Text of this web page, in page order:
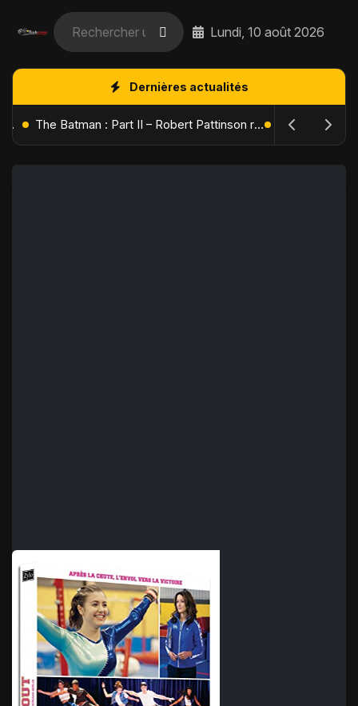
Lundi, 10 août 2026
Dernières actualités
L'Âge de Glace : Le Réveil du Volcan – Manny, Sid et Diego de retour pour une aventure explosive The Batman : Part II – Robert Pattinson replonge dans les ténèbres de Gotham dès octobre 2027